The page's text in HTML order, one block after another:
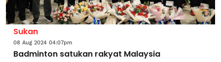
Sukan
08 Aug 2024 04:07pm
Badminton satukan rakyat Malaysia